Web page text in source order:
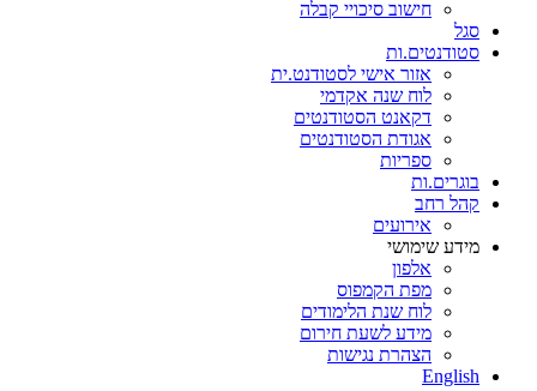
חישוב סיכויי קבלה
סגל
סטודנטים.ות
אזור אישי לסטודנט.ית
לוח שנה אקדמי
דקאנט הסטודנטים
אגודת הסטודנטים
ספריות
בוגרים.ות
קהל רחב
אירועים
מידע שימושי
אלפון
מפת הקמפוס
לוח שנת הלימודים
מידע לשעת חירום
הצהרת נגישות
English